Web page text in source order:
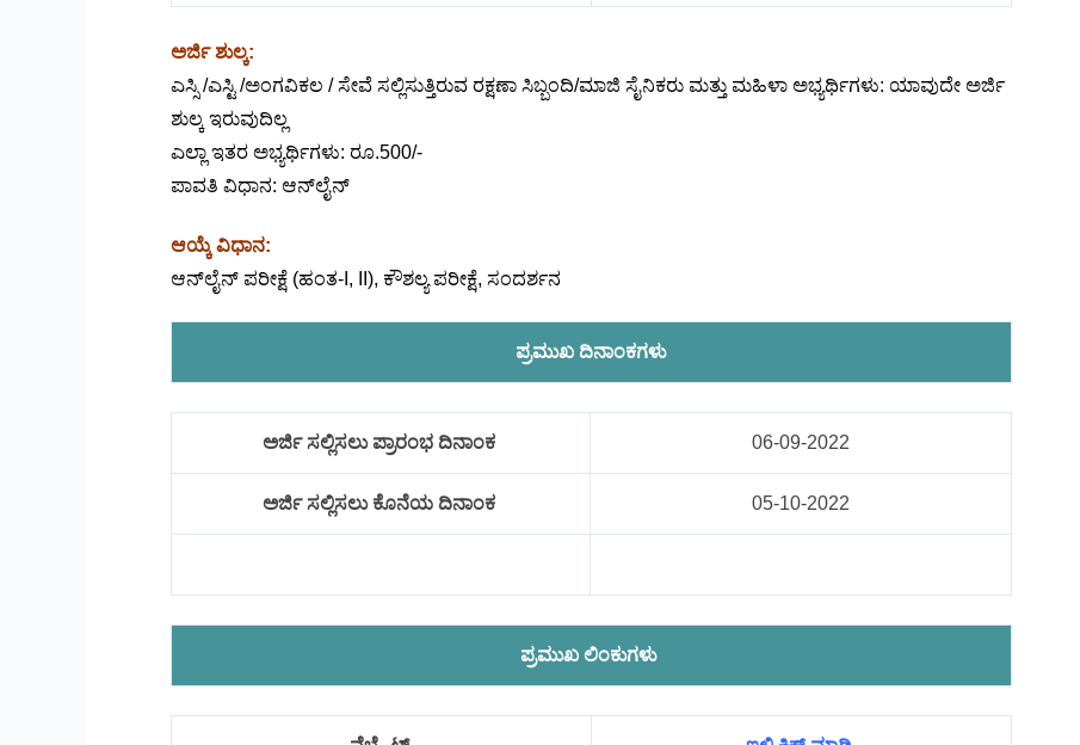
ಅರ್ಜಿ ಶುಲ್ಕ:
ಎಸ್ಸಿ /ಎಸ್ಟಿ /ಅಂಗವಿಕಲ / ಸೇವೆ ಸಲ್ಲಿಸುತ್ತಿರುವ ರಕ್ಷಣಾ ಸಿಬ್ಬಂದಿ/ಮಾಜಿ ಸೈನಿಕರು ಮತ್ತು ಮಹಿಳಾ ಅಭ್ಯರ್ಥಿಗಳು: ಯಾವುದೇ ಅರ್ಜಿ
ಶುಲ್ಕ ಇರುವುದಿಲ್ಲ
ಎಲ್ಲಾ ಇತರ ಅಭ್ಯರ್ಥಿಗಳು: ರೂ.500/-
ಪಾವತಿ ವಿಧಾನ: ಆನ್‌ಲೈನ್
ಆಯ್ಕೆ ವಿಧಾನ:
ಆನ್‌ಲೈನ್ ಪರೀಕ್ಷೆ (ಹಂತ-I, II), ಕೌಶಲ್ಯ ಪರೀಕ್ಷೆ, ಸಂದರ್ಶನ
ಪ್ರಮುಖ ದಿನಾಂಕಗಳು
ಅರ್ಜಿ ಸಲ್ಲಿಸಲು ಪ್ರಾರಂಭ ದಿನಾಂಕ 06-09-2022
ಅರ್ಜಿ ಸಲ್ಲಿಸಲು ಕೊನೆಯ ದಿನಾಂಕ 05-10-2022
ಪ್ರಮುಖ ಲಿಂಕುಗಳು